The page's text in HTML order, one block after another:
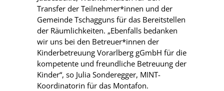
Transfer der Teilnehmer*innen und der
Gemeinde Tschagguns für das Bereitstellen
der Räumlichkeiten. „Ebenfalls bedanken
wir uns bei den Betreuer*innen der
Kinderbetreuung Vorarlberg gGmbH für die
kompetente und freundliche Betreuung der
Kinder“, so Julia Sonderegger, MINT-
Koordinatorin für das Montafon.